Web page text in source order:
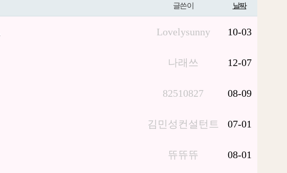
글쓴이 날짜
Lovelysunny 10-03
나래쓰 12-07
82510827 08-09
김민성컨설턴트 07-01
뜌뜌뜌 08-01